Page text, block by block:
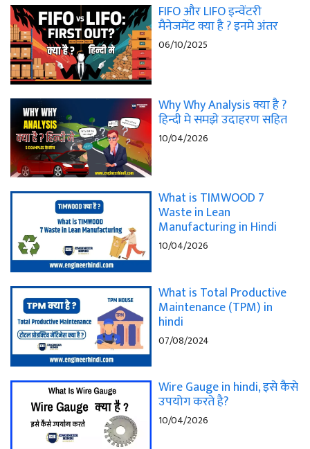
FIFO और LIFO इन्वेंटरी
मैनेजमेंट क्या है ? इनमे अंतर
06/10/2025
Why Why Analysis क्या है ?
हिन्दी मे समझे उदाहरण सहित
10/04/2026
What is TIMWOOD 7
Waste in Lean
Manufacturing in Hindi
10/04/2026
What is Total Productive
Maintenance (TPM) in
hindi
07/08/2024
Wire Gauge in hindi, इसे कैसे
उपयोग करते है?
10/04/2026